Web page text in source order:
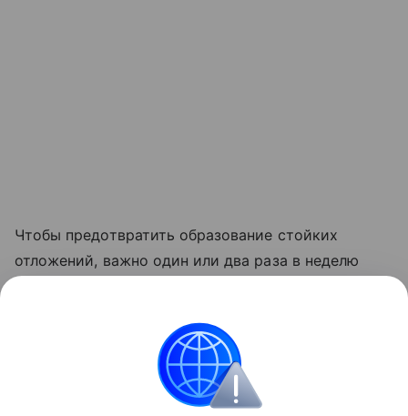
Чтобы предотвратить образование стойких
отложений, важно один или два раза в неделю
необходимо после каждой стирки
оставлять контейнер открытым для просушки.